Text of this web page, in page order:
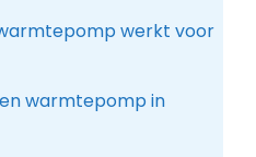
werkt voor
warmtepomp in